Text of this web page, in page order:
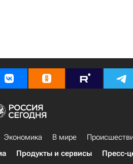
Экономика В мире
Продукты и сервисы Пресс-